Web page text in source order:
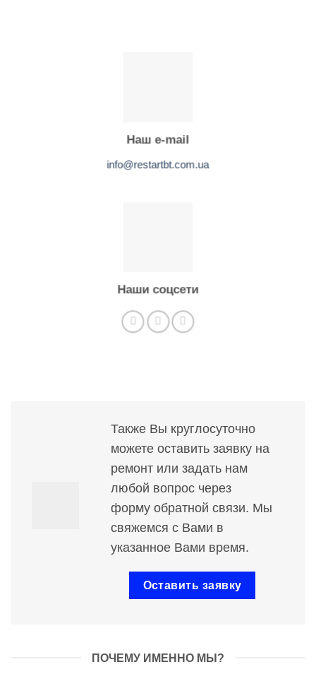
Наш e-mail
info@restartbt.com.ua
Наши соцсети
Также Вы круглосуточно
можете оставить заявку на
ремонт или задать нам
любой вопрос через
форму обратной связи. Мы
свяжемся с Вами в
указанное Вами время.
Оставить заявку
ПОЧЕМУ ИМЕННО МЫ?